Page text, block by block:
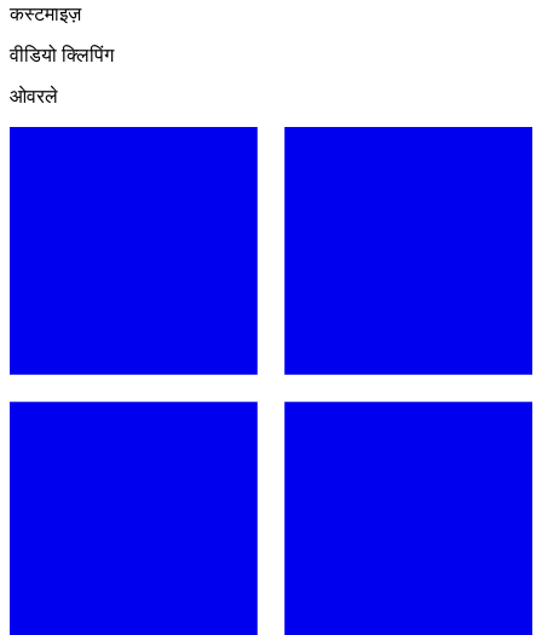
कस्टमाइज़
वीडियो क्लिपिंग
ओवरले